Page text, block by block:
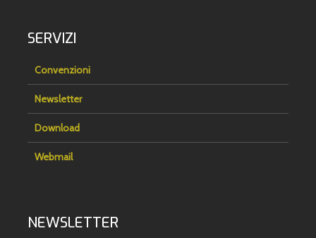
SERVIZI
Convenzioni
Newsletter
Download
Webmail
NEWSLETTER